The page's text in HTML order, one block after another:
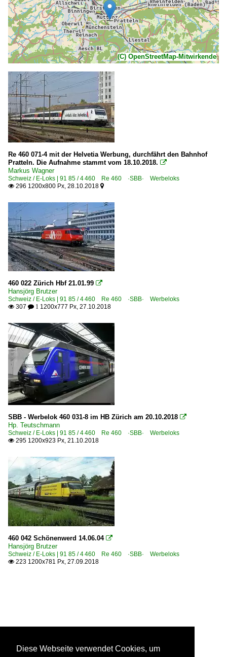
(C) OpenStreetMap-Mitwirkende
Re 460 071-4 mit der Helvetia Werbung, durchfährt den Bahnhof
Pratteln. Die Aufnahme stammt vom 18.10.2018. 
Markus Wagner
Schweiz / E-Loks | 91 85 / 4 460 Re 460 ·SBB· Werbeloks
 296 1200x800 Px, 28.10.2018 
460 022 Zürich Hbf 21.01.99 
Hansjörg Brutzer
Schweiz / E-Loks | 91 85 / 4 460 Re 460 ·SBB· Werbeloks
 307  1 1200x777 Px, 27.10.2018
SBB - Werbelok 460 031-8 im HB Zürich am 20.10.2018 
Hp. Teutschmann
Schweiz / E-Loks | 91 85 / 4 460 Re 460 ·SBB· Werbeloks
 295 1200x923 Px, 21.10.2018
460 042 Schönenwerd 14.06.04 
Hansjörg Brutzer
Schweiz / E-Loks | 91 85 / 4 460 Re 460 ·SBB· Werbeloks
 223 1200x781 Px, 27.09.2018
Diese Webseite verwendet Cookies, um